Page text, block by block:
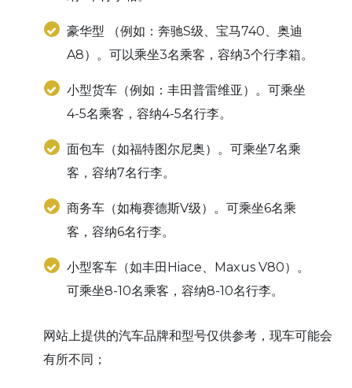
豪华型 （例如：奔驰S级、宝马740、奥迪
A8）。可以乘坐3名乘客，容纳3个行李箱。
小型货车（例如：丰田普雷维亚）。可乘坐
4-5名乘客，容纳4-5名行李。
面包车（如福特图尔尼奥）。可乘坐7名乘
客，容纳7名行李。
商务车（如梅赛德斯V级）。可乘坐6名乘
客，容纳6名行李。
小型客车（如丰田Hiace、Maxus V80）。
可乘坐8-10名乘客，容纳8-10名行李。
网站上提供的汽车品牌和型号仅供参考，现车可能会
有所不同；